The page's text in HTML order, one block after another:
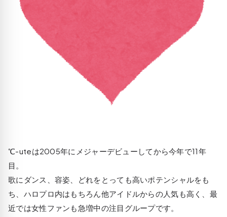
℃-uteは2005年にメジャーデビューしてから今年で11年
目。
歌にダンス、容姿、どれをとっても高いポテンシャルをも
ち、ハロプロ内はもちろん他アイドルからの人気も高く、最
近では女性ファンも急増中の注目グループです。